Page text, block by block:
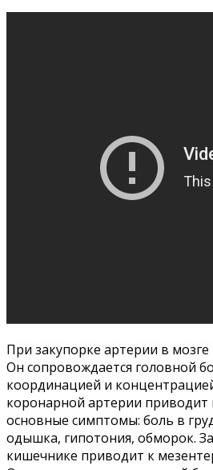
При закупорке артерии в мозге
Он сопровождается головной
координацией и
коронарной артерии приводит
основные симптомы: боль в
одышка, гипотония, обморок.
кишечнике приводит к